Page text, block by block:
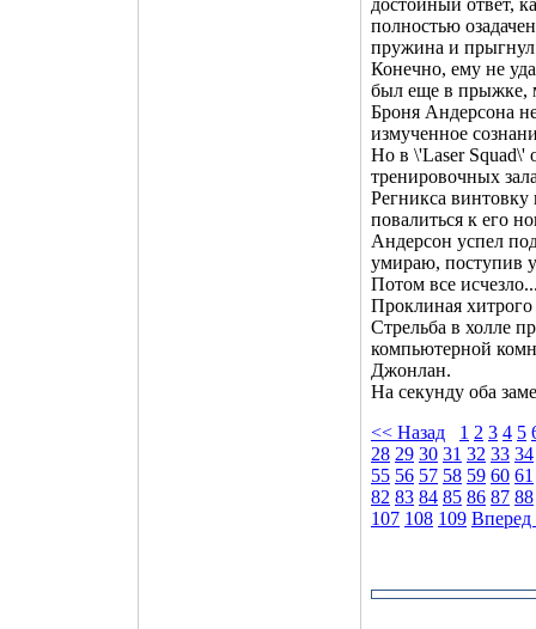
достойный ответ,
полностью
пружина и прыгнул
Конечно, ему не
был еще в прыжке,
Броня Андерсона
измученное
Но в \'Laser Squad\'
тренировочных
Регникса
повалиться к его
Андерсон успел
умираю, поступив
Потом все
Проклиная хитрого
Стрельба в холле
компьютерной
Джонлан.
На секунду оба
<< Назад
1 2 3 4 5
28 29 30 31 32 33 34
55 56 57 58 59 60 61
82 83 84 85 86 87 88
107 108 109 Вперед